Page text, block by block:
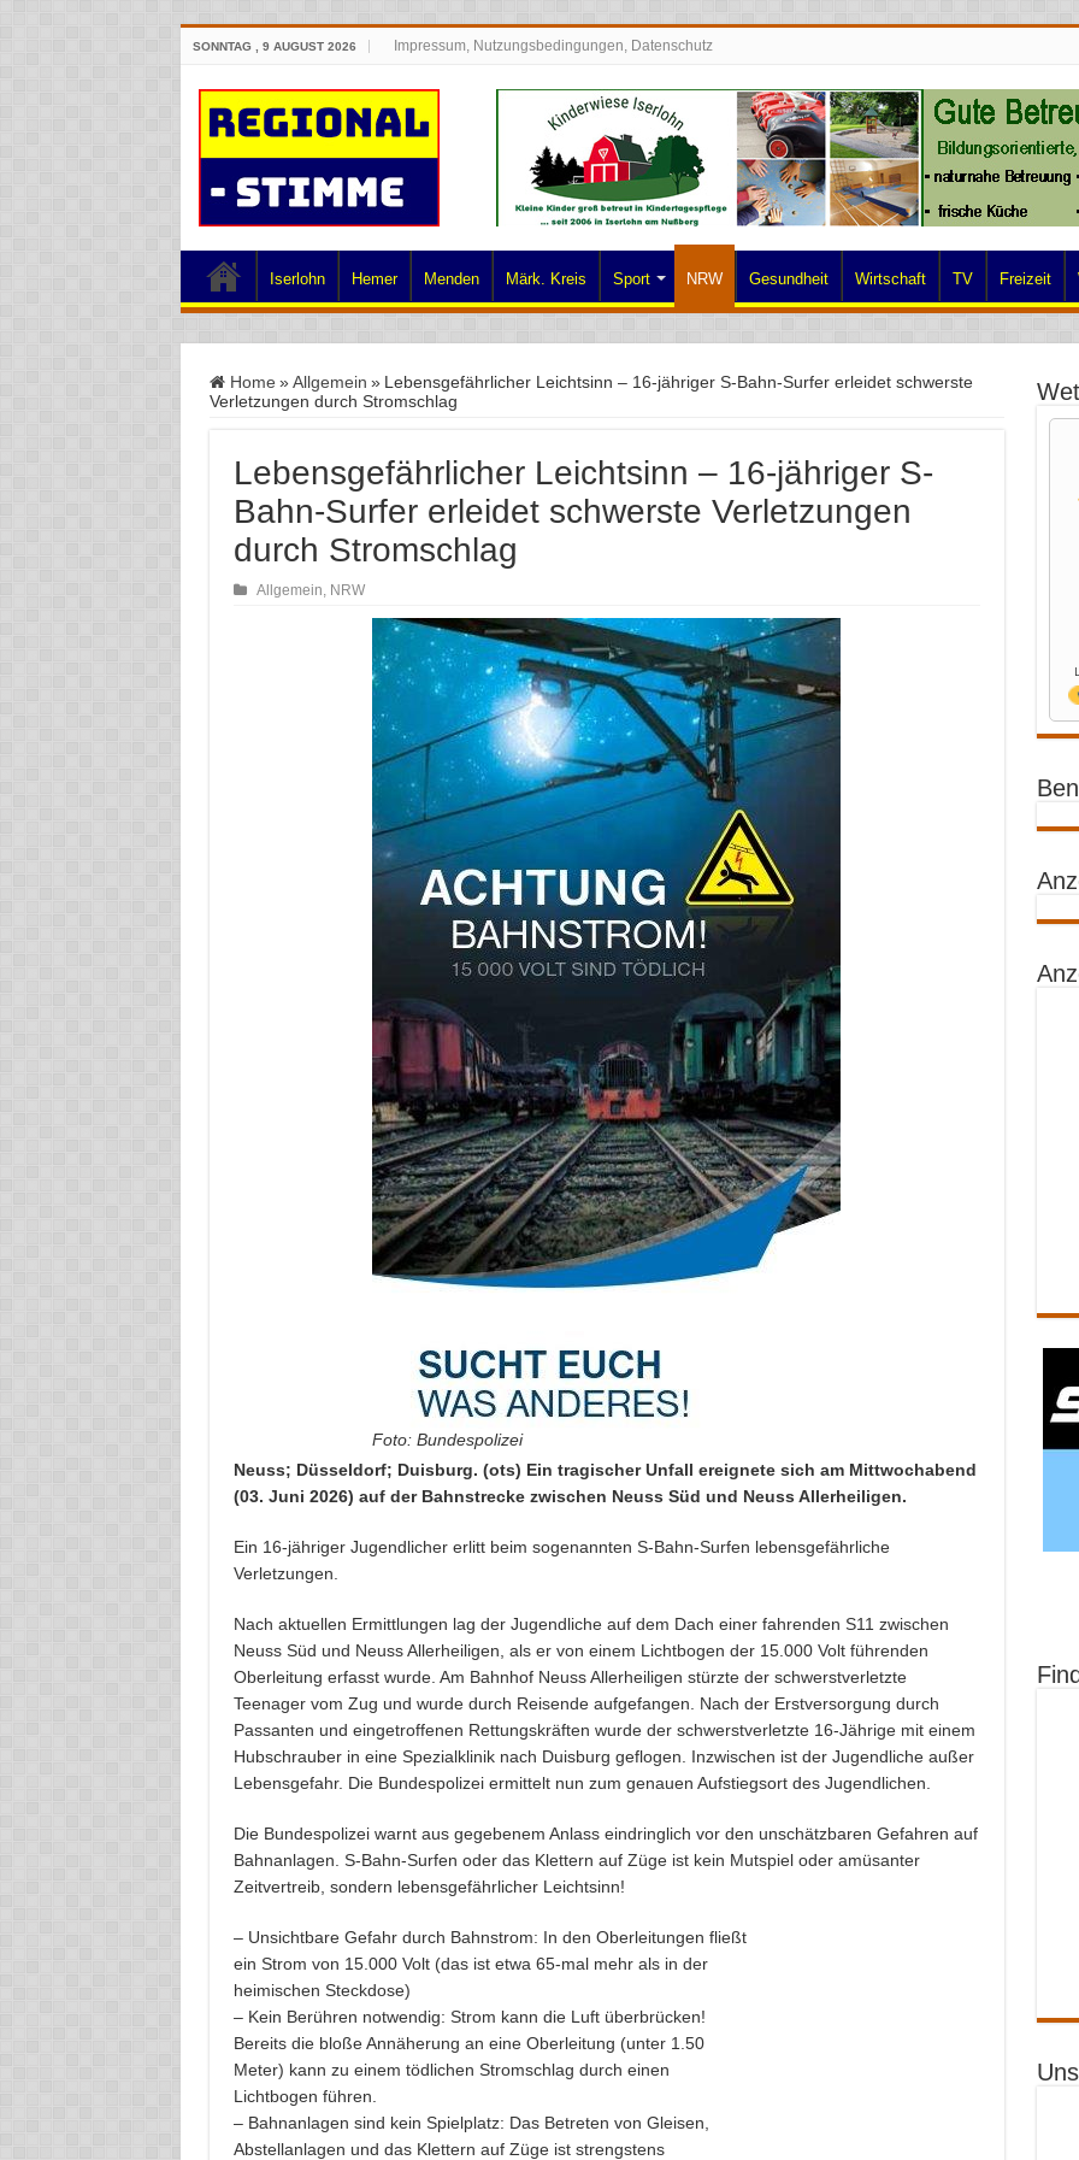
SONNTAG , 9 AUGUST 2026 Impressum, Nutzungsbedingungen, Datenschutz
Iserlohn Hemer Menden Märk. Kreis Sport NRW Gesundheit Wirtschaft TV Freizeit
Home » Allgemein » Lebensgefährlicher Leichtsinn – 16-jähriger S-Bahn-Surfer erleidet schwerste
Verletzungen durch Stromschlag
Lebensgefährlicher Leichtsinn – 16-jähriger S-
Bahn-Surfer erleidet schwerste Verletzungen
durch Stromschlag
Allgemein, NRW
Foto: Bundespolizei
Neuss; Düsseldorf; Duisburg. (ots) Ein tragischer Unfall ereignete sich am Mittwochabend
(03. Juni 2026) auf der Bahnstrecke zwischen Neuss Süd und Neuss Allerheiligen.
Ein 16-jähriger Jugendlicher erlitt beim sogenannten S-Bahn-Surfen lebensgefährliche
Verletzungen.
Nach aktuellen Ermittlungen lag der Jugendliche auf dem Dach einer fahrenden S11 zwischen
Neuss Süd und Neuss Allerheiligen, als er von einem Lichtbogen der 15.000 Volt führenden
Oberleitung erfasst wurde. Am Bahnhof Neuss Allerheiligen stürzte der schwerstverletzte
Teenager vom Zug und wurde durch Reisende aufgefangen. Nach der Erstversorgung durch
Passanten und eingetroffenen Rettungskräften wurde der schwerstverletzte 16-Jährige mit einem
Hubschrauber in eine Spezialklinik nach Duisburg geflogen. Inzwischen ist der Jugendliche außer
Lebensgefahr. Die Bundespolizei ermittelt nun zum genauen Aufstiegsort des Jugendlichen.
Die Bundespolizei warnt aus gegebenem Anlass eindringlich vor den unschätzbaren Gefahren auf
Bahnanlagen. S-Bahn-Surfen oder das Klettern auf Züge ist kein Mutspiel oder amüsanter
Zeitvertreib, sondern lebensgefährlicher Leichtsinn!
– Unsichtbare Gefahr durch Bahnstrom: In den Oberleitungen fließt
ein Strom von 15.000 Volt (das ist etwa 65-mal mehr als in der
heimischen Steckdose)
– Kein Berühren notwendig: Strom kann die Luft überbrücken!
Bereits die bloße Annäherung an eine Oberleitung (unter 1.50
Meter) kann zu einem tödlichen Stromschlag durch einen
Lichtbogen führen.
– Bahnanlagen sind kein Spielplatz: Das Betreten von Gleisen,
Abstellanlagen und das Klettern auf Züge ist strengstens